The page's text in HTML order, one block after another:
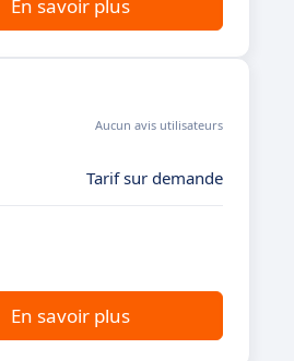
En savoir plus
Aucun avis utilisateurs
Tarif sur demande
En savoir plus